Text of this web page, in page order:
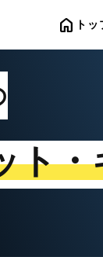
home トッ
ト・